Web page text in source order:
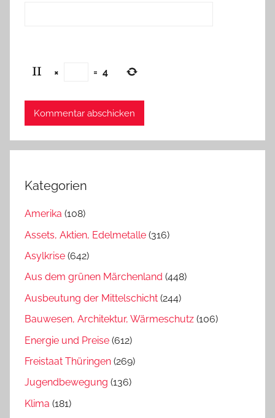
× = 4
Kategorien
Amerika (108)
Assets, Aktien, Edelmetalle (316)
Asylkrise (642)
Aus dem grünen Märchenland (448)
Ausbeutung der Mittelschicht (244)
Bauwesen, Architektur, Wärmeschutz (106)
Energie und Preise (612)
Freistaat Thüringen (269)
Jugendbewegung (136)
Klima (181)